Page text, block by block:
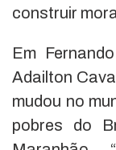
construir
Em
Adailton
mudou no
pobres do